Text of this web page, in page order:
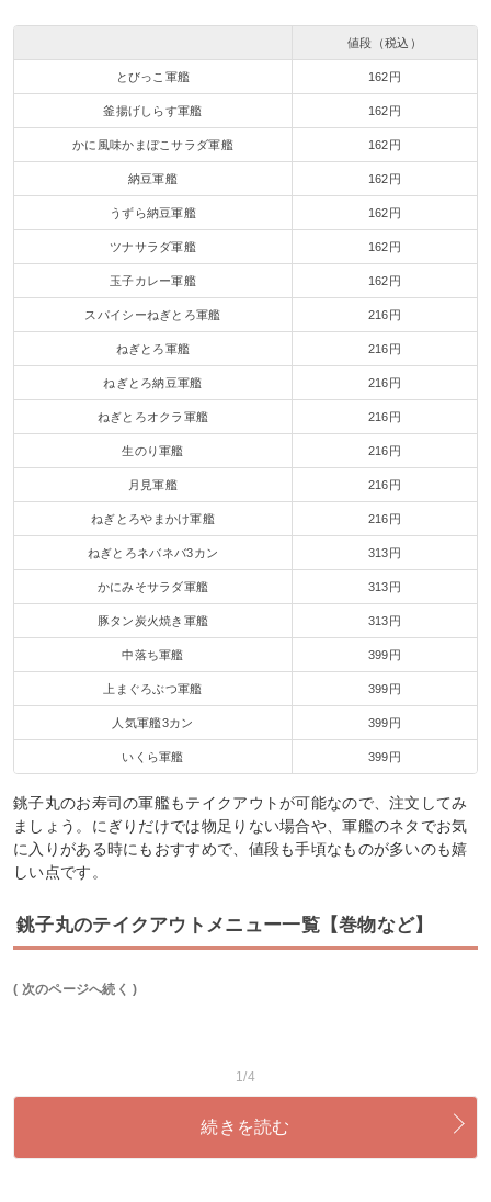
値段（税込）
とびっこ軍艦 162円
釜揚げしらす軍艦 162円
かに風味かまぼこサラダ軍艦 162円
納豆軍艦 162円
うずら納豆軍艦 162円
ツナサラダ軍艦 162円
玉子カレー軍艦 162円
スパイシーねぎとろ軍艦 216円
ねぎとろ軍艦 216円
ねぎとろ納豆軍艦 216円
ねぎとろオクラ軍艦 216円
生のり軍艦 216円
月見軍艦 216円
ねぎとろやまかけ軍艦 216円
ねぎとろネバネバ3カン 313円
かにみそサラダ軍艦 313円
豚タン炭火焼き軍艦 313円
中落ち軍艦 399円
上まぐろぶつ軍艦 399円
人気軍艦3カン 399円
いくら軍艦 399円
銚子丸のお寿司の軍艦もテイクアウトが可能なので、注文してみ
ましょう。にぎりだけでは物足りない場合や、軍艦のネタでお気
に入りがある時にもおすすめで、値段も手頃なものが多いのも嬉
しい点です。
銚子丸のテイクアウトメニュー一覧【巻物など】
( 次のページへ続く )
1/4
続きを読む